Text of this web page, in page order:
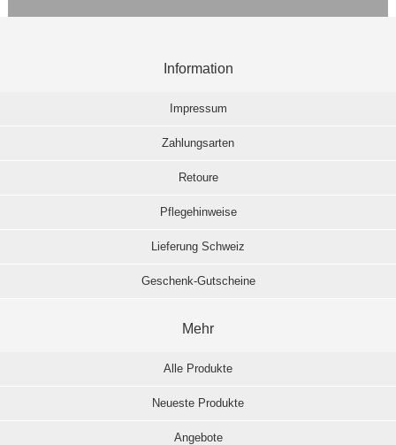
Information
Impressum
Zahlungsarten
Retoure
Pflegehinweise
Lieferung Schweiz
Geschenk-Gutscheine
Mehr
Alle Produkte
Neueste Produkte
Angebote